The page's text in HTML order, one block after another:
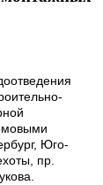
Юго-
пр.